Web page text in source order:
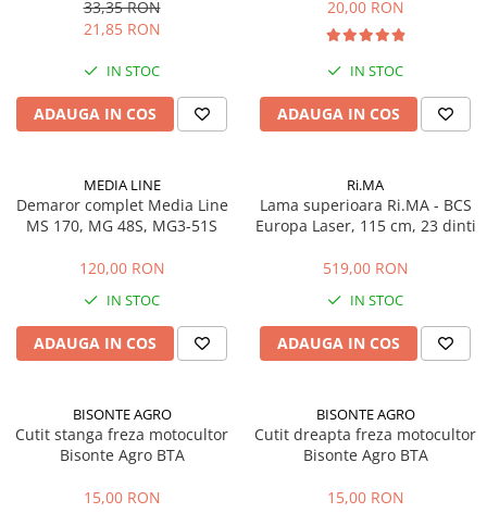
Depozitare, transport si protectie
Scari de lucru si schele
Echipamente pentru transport
Tehnica diamantata
Masini de carotat
Masini de canelat
Freze diamantate
Masini de sapat santuri (Trenchere)
Foreze pentru subtraversari
Accesorii pentru santier
Tubulatura evacuare deseuri
33,35 RON
21,85 RON
IN STOC
ADAUGA IN COS
20,00 RON
IN STOC
ADAUGA IN COS
MEDIA LINE
Demaror complet Media Line
MS 170, MG 48S, MG3-51S
120,00 RON
IN STOC
ADAUGA IN COS
Ri.MA
Lama superioara Ri.MA - BCS
Europa Laser, 115 cm, 23 dinti
519,00 RON
IN STOC
ADAUGA IN COS
BISONTE AGRO
Cutit stanga freza motocultor
Bisonte Agro BTA
15,00 RON
BISONTE AGRO
Cutit dreapta freza motocultor
Bisonte Agro BTA
15,00 RON